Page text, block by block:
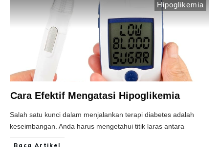
Hipoglikemia
Cara Efektif Mengatasi Hipoglikemia
Salah satu kunci dalam menjalankan terapi diabetes adalah
keseimbangan. Anda harus mengetahui titik laras antara
Baca Artikel